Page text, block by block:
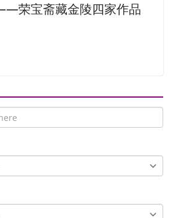
荣宝斋藏金陵四家作品